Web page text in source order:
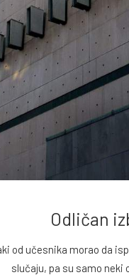
Odličan
od učesnika morao da
slučaju, pa su samo neki